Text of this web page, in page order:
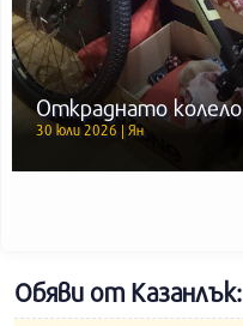
Откраднато колело
30 юли 2026 | Ян
Обяви от Казанлък: